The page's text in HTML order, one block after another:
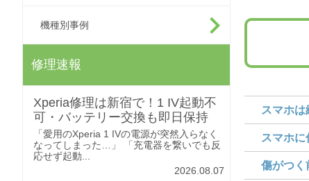
機種別事例
修理速報
Xperia修理は新宿で！1 IV起動不
可・バッテリー交換も即日保持
「愛用のXperia 1 IVの電源が突然入らなく
なってしまった…」 「充電器を繋いでも反
応せず起動...
2026.08.07
スマホ
スマホ
傷がつ